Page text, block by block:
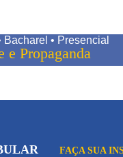
Bacharel • Presencial
e Propaganda
FAÇA SUA